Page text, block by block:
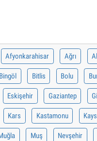
Afyonkarahisar Ağrı
Bingöl Bitlis Bolu
Eskişehir Gaziantep
Kars Kastamonu
Muş Nevşehir